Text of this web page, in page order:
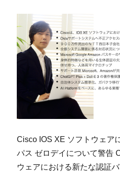
Cisco IOS XE ソフトウェア
パス ゼロデイについて警告
ウェアにおける新たな認証